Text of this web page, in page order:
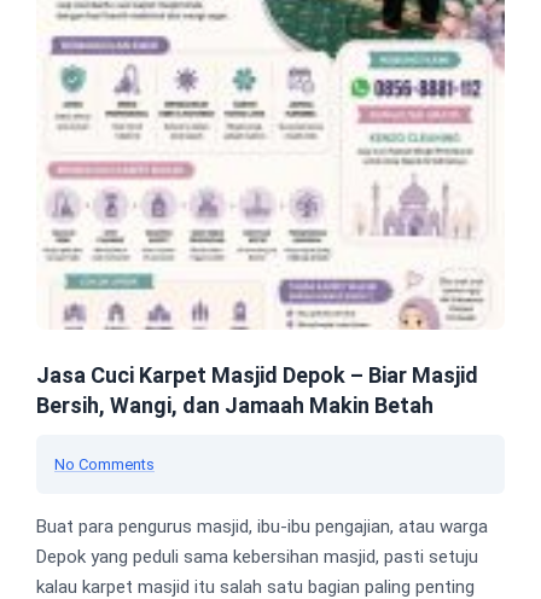
Jasa Cuci Karpet Masjid Depok – Biar Masjid
Bersih, Wangi, dan Jamaah Makin Betah
No Comments
Buat para pengurus masjid, ibu-ibu pengajian, atau warga
Depok yang peduli sama kebersihan masjid, pasti setuju
kalau karpet masjid itu salah satu bagian paling penting